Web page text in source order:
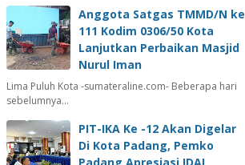
Anggota Satgas TMMD/N ke
111 Kodim 0306/50 Kota
Lanjutkan Perbaikan Masjid
Nurul Iman
Lima Puluh Kota -sumateraline.com- Beberapa hari
sebelumnya…
PIT-IKA Ke -12 Akan Digelar
Di Kota Padang, Pemko
Padang Apresiasi IDAI